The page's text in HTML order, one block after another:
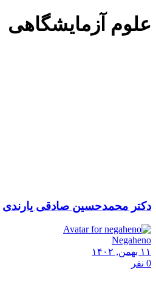
علوم آزمایشگاهی
دکتر محمدحسین صادقی یارندی
Negaheno
۱۱ بهمن, ۱۴۰۲
0 نفر